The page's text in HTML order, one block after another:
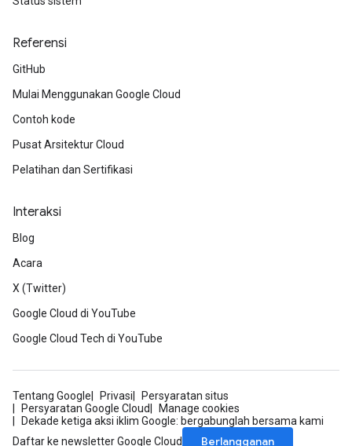
Referensi
GitHub
Mulai Menggunakan Google Cloud
Contoh kode
Pusat Arsitektur Cloud
Pelatihan dan Sertifikasi
Interaksi
Blog
Acara
X (Twitter)
Google Cloud di YouTube
Google Cloud Tech di YouTube
Tentang Google Privasi
Persyaratan situs
Persyaratan Google Cloud
Manage cookies
Dekade ketiga aksi iklim Google: bergabunglah bersama kami
Daftar ke newsletter Google Cloud
Berlangganan